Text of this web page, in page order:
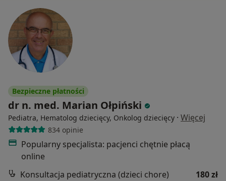
Bezpieczne płatności
dr n. med. Marian Ołpiński
Pediatra, Hematolog dziecięcy, Onkolog dziecięcy · Więcej
834 opinie
Popularny specjalista: pacjenci chętnie płacą
online
Konsultacja pediatryczna (dzieci chore)
180 zł